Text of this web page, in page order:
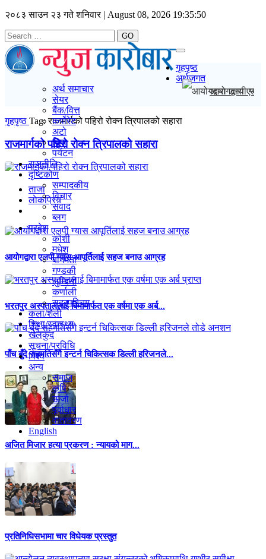
२०८३ साउन २३ गते शनिवार | August 08, 2026 19:35:50
GO
Toggle
navigation
गृहपृष्ठ
अर्थजगत
अर्थ समाचार
सेयर
बैंक/वित्त
कर्पोरेट
अटो
बिमा
पर्यटन
राजनीति
दृष्टिकोण
सम्पादकीय
विचार
संवाद
ब्लग
प्रदेश
कोशी
मधेश
बागमती
गण्डकी
लुम्बिनी
कर्णाली
सुदूरपश्चिम
कला/शैली
शिक्षा/स्वास्थ्य
खेलकुद
सूचना/प्रविधि
विश्व
अन्य
समाज
कृषि
ऊर्जा
पूर्वाधार
वातावरण
English
आयोगद्वारा
गृहपृष्ठ Tag:राजमार्गको पहिरो रोक्न त्रिपालको सहारा
राजमार्गको पहिरो रोक्न त्रिपालको सहारा
ताजा
लाेकप्रिय
आयोगद्वारा एलपी ग्यास आपूर्तिलाई सहज बनाउ आग्रह
भरतपुर अस्पताललाई बिमामार्फत एक वर्षमा एक अर्ब...
पाँच बुँदे सहमतिसँगै इन्टर्न चिकित्सक डिल्ली हरिजनले...
अजित मिजार हत्या प्रकरण : न्यायको माग...
प्रतिनिधिसभामा चार विधेयक प्रस्तुत